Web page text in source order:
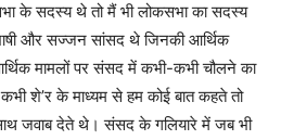
के सदस्य थे तो मैं भी लोकसभा का सदस्य
और सज्जन सांसद थे जिनकी आर्थिक
मामलों पर संसद में कभी-कभी चौलने का
शे’र के माध्यम से हम कोई बात कहते तो
जवाब देते थे। संसद के गलियारे में जब भी